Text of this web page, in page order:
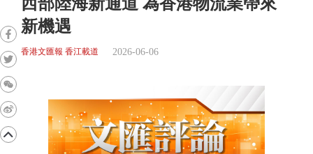
新機遇
香港文匯報 香江載道 2026-06-06